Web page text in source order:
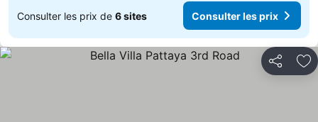
Consulter les prix de 6 sites Consulter les prix
Partager